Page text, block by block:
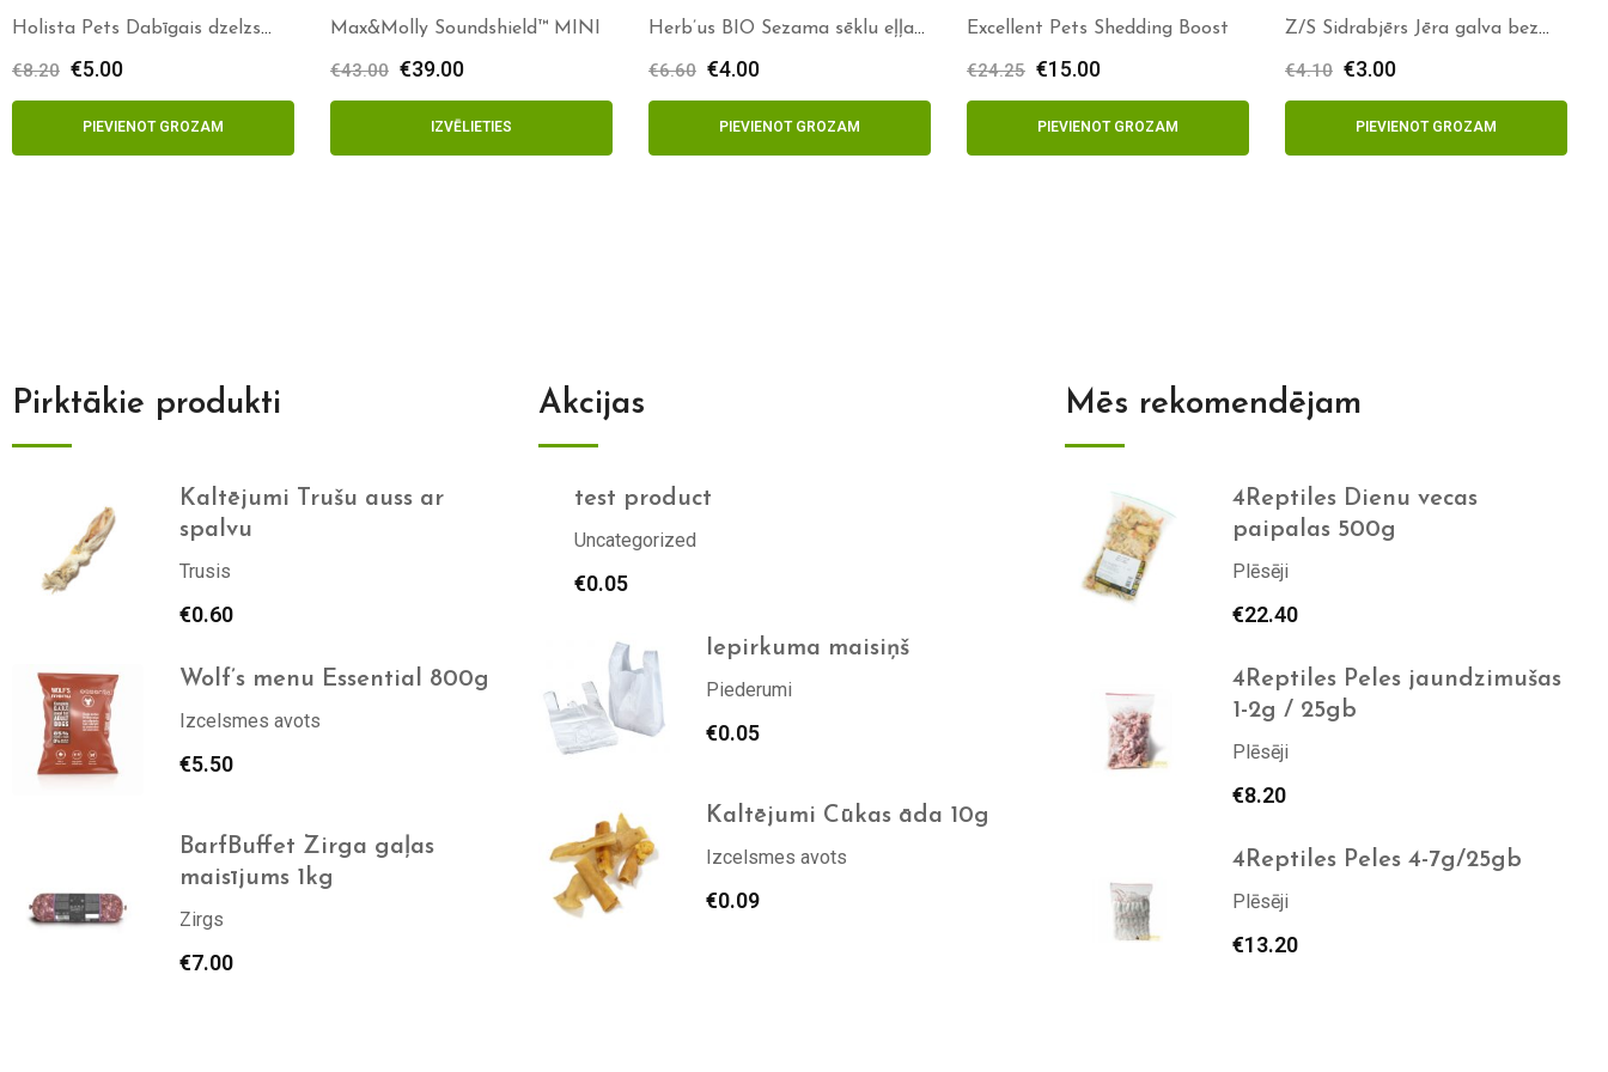
Holista Pets Dabīgais dzelzs
€8.20 €5.00
PIEVIENOT GROZAM
Max&Molly Soundshield™ MINI
€43.00 €39.00
IZVĒLIETIES
Herb’us BIO Sezama sēklu eļļa
€6.60 €4.00
PIEVIENOT GROZAM
Excellent Pets Shedding Boost
€24.25 €15.00
PIEVIENOT GROZAM
Z/S Sidrabjērs Jēra galva bez
€4.10 €3.00
PIEVIENOT GROZAM
Pirktākie produkti
Kaltējumi Trušu auss ar
spalvu
Trusis
€0.60
Wolf’s menu Essential 800g
Izcelsmes avots
€5.50
BarfBuffet Zirga gaļas
maisījums 1kg
Zirgs
€7.00
Akcijas
test product
Uncategorized
€0.05
Iepirkuma maisiņš
Piederumi
€0.05
Kaltējumi Cūkas āda 10g
Izcelsmes avots
€0.09
Mēs rekomendējam
4Reptiles Dienu vecas
paipalas 500g
Plēsēji
€22.40
4Reptiles Peles jaundzimušas
1-2g / 25gb
Plēsēji
€8.20
4Reptiles Peles 4-7g/25gb
Plēsēji
€13.20